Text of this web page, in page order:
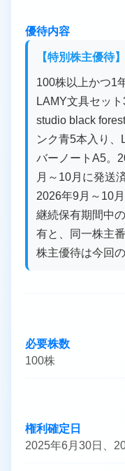
優待内容
【特別株主優待】
100株以上かつ1
LAMY文具セッ
studio black
ンク青5本入り、
バーノートA5。
月～10月に発送
2026年9月～10
継続保有期間中
有と、同一株主
株主優待は今回
必要株数
100株
権利確定日
2025年6月30日、